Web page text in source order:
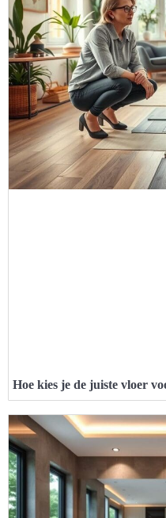
Hoe kies je de juiste vloer